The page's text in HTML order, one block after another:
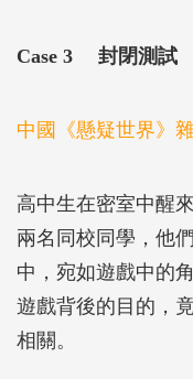
Case 3 封閉測試
中國《懸疑世界》
高中生在密室中醒
兩名同校同學，他
中，宛如遊戲中的
遊戲背後的目的，
相關。